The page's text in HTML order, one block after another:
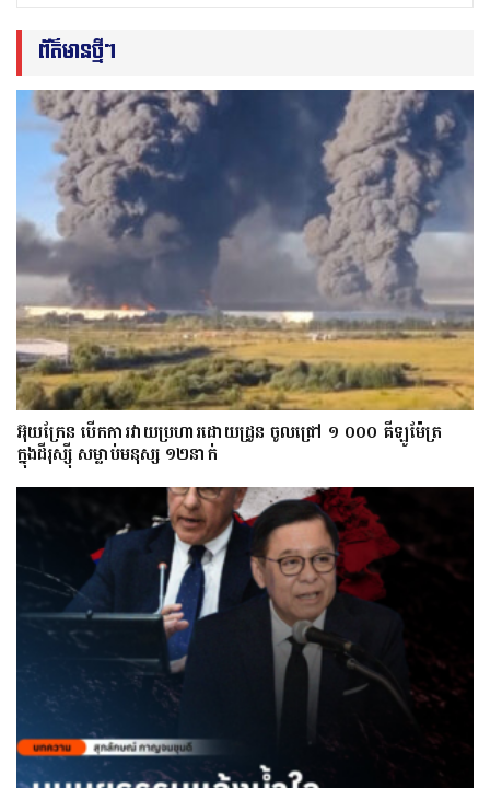
ព័ត៌មានថ្មីៗ
អ៊ុយក្រែន បើកការវាយប្រហារដោយដ្រូន ចូលជ្រៅ ១ ០០០ គីឡូម៉ែត្រ
ក្នុងដីរុស្ស៊ី សម្លាប់មនុស្ស ១២នាក់